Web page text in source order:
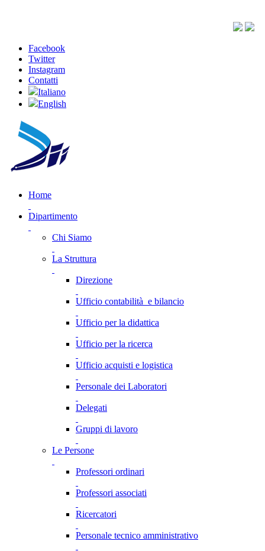
Facebook
Twitter
Instagram
Contatti
Italiano
English
Home
Dipartimento
Chi Siamo
La Struttura
Direzione
Ufficio contabilità e bilancio
Ufficio per la didattica
Ufficio per la ricerca
Ufficio acquisti e logistica
Personale dei Laboratori
Delegati
Gruppi di lavoro
Le Persone
Professori ordinari
Professori associati
Ricercatori
Personale tecnico amministrativo